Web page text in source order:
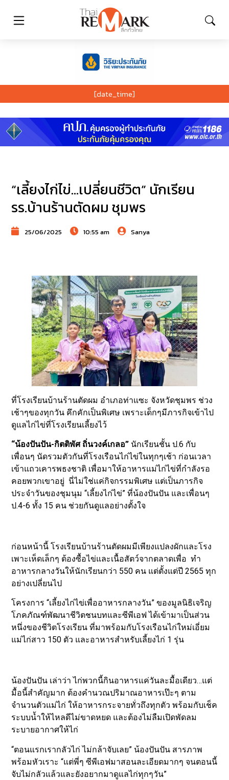
[date_time]
“เลี้ยงไก่ไข่…เปลี่ยนชีวิต” นักเรียน
รร.บ้านร้านตัดผม ชุมพร
25/06/2025 10:55 am Sanya
ที่โรงเรียนบ้านร้านตัดผม อำเภอท่าแซะ จังหวัดชุมพร ช่วง
เช้าๆของทุกวัน คึกคักเป็นพิเศษ เพราะเด็กๆมีภารกิจเข้าไป
ดูแลไก่ไข่ที่โรงเรียนเลี้ยงไว้
“น้องปันปัน-กิตติพัศ ถิ่นวงค์เกลอ” นักเรียนชั้น ป.6 กับ
เพื่อนๆ นัดรวมตัวกันที่โรงเรือนไก่ไข่ในทุกๆเช้า ก่อนเวลา
เข้าแถวเคารพธงชาติ เพื่อมาให้อาหารแม่ไก่ไข่ที่กำลังรอ
คอยพวกเขาอยู่ นี่ไม่ใช่แค่กิจกรรมพิเศษ แต่เป็นภารกิจ
ประจำวันของชุมนุม “เลี้ยงไก่ไข่” ที่น้องปันปัน และเพื่อนๆ
ป.4-6 ทั้ง 15 คน ช่วยกันดูแลอย่างตั้งใจ
ก่อนหน้านี้ โรงเรียนบ้านร้านตัดผมมีเพียงแปลงผักและโรง
เพาะเห็ดเล็กๆ ต้องซื้อไข่และเนื้อสัตว์จากตลาดเพื่อ ทำ
อาหารกลางวันให้นักเรียนกว่า 550 คน แต่ตั้งแต่ปี 2565 ทุก
อย่างเปลี่ยนไป
โครงการ “เลี้ยงไก่ไข่เพื่ออาหารกลางวัน” ของมูลนิธิเจริญ
โภคภัณฑ์พัฒนาชีวิตชนบทและซีพีเอฟ ได้เข้ามาเป็นส่วน
หนึ่งของชีวิตโรงเรียน ที่มาพร้อมกับโรงเรือนไก่ใหม่เอี่ยม
แม่ไก่สาว 150 ตัว และอาหารสำหรับเลี้ยงไก่ 1 รุ่น
น้องปันปัน เล่าว่า ไก่พวกนี้กินอาหารแค่วันละมื้อเดียว…แต่
มื้อนี้สำคัญมาก ต้องคำนวณปริมาณอาหารเป๊ะๆ ตาม
จำนวนตัวแม่ไก่ ให้อาหารกระจายทั่วถึงทุกตัว พร้อมกับเช็ค
ระบบน้ำให้ไหลดีไม่ขาดหยด และต้องไม่ลืมเปิดพัดลม
ระบายอากาศให้ไก่
“ตอนแรกเรากลัวไก่ ไม่กล้าจับเลย” น้องปันปัน สารภาพ
พร้อมหัวเราะ “แต่พี่ๆ ซีพีเอฟมาสอนละเอียดมากๆ จนตอนนี้
จับไม่กลัวแล้วและยังอยากมาดูแลไก่ทุกๆวัน”